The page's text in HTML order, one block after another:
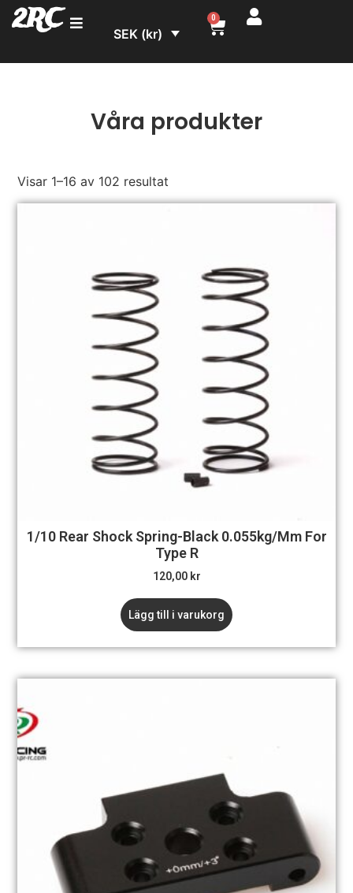
2RC SEK (kr)
0
Våra produkter
Visar 1–16 av 102 resultat
1/10 Rear Shock Spring-Black 0.055kg/mm For
Type R
120,00 kr
Lägg till i varukorg